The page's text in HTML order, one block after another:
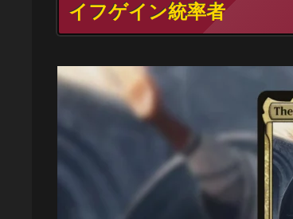
イフゲイン統率者